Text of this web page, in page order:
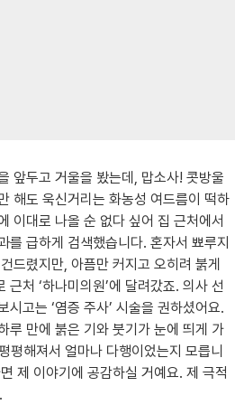
앞두고 거울을 봤는데, 맙소사! 콧방울
해도 욱신거리는 화농성 여드름이 떡하
이대로 나올 순 없다 싶어 집 근처에서
를 급하게 검색했습니다. 혼자서 뾰루지
드렸지만, 아픔만 커지고 오히려 붉게
처 ‘하나미의원’에 달려갔죠. 의사 선
고는 ‘염증 주사’ 시술을 권하셨어요.
루 만에 붉은 기와 붓기가 눈에 띄게 가
평해져서 얼마나 다행이었는지 모릅니
제 이야기에 공감하실 거예요. 제 극적